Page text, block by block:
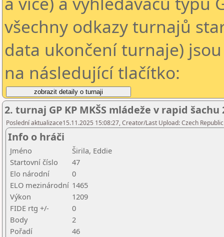
všechny odkazy turnajů
data ukončení turnaje)
na následující tlačítko:
2. turnaj GP KP MKŠS mládeže v rapid
Poslední aktualizace15.11.2025 15:08:27, Creator/Last Upload: Czech
Info o hráči
Jméno
Širila, Eddie
Startovní číslo
47
Elo národní
0
ELO mezinárodní 1465
Výkon
1209
FIDE rtg +/-
0
Body
2
Pořadí
46